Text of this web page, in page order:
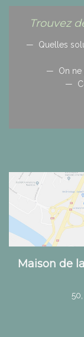
Trouvez
Quelles
On ne
Maison de